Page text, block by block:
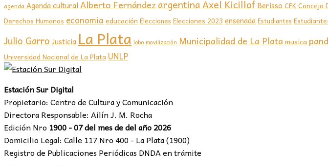
agenda Agenda culturalAlberto Fernández argentinaAxel Kicillof Berisso CFKConcejo
Derechos Humanos economia educación Elecciones Elecciones 2023 ensenada Estudiantes
Julio Garro Justicia La Plata lobo movilización Municipalidad de La Plata musica
Universidad Nacional de La Plata UNLP
Estación Sur Digital
Propietario: Centro de Cultura y Comunicación
Directora Responsable: Ailín J. M. Rocha
Edición Nro 1900 - 07 del mes de del año 2026
Domicilio Legal: Calle 117 Nro 400 - La Plata (1900)
Registro de Publicaciones Periódicas DNDA en trámite